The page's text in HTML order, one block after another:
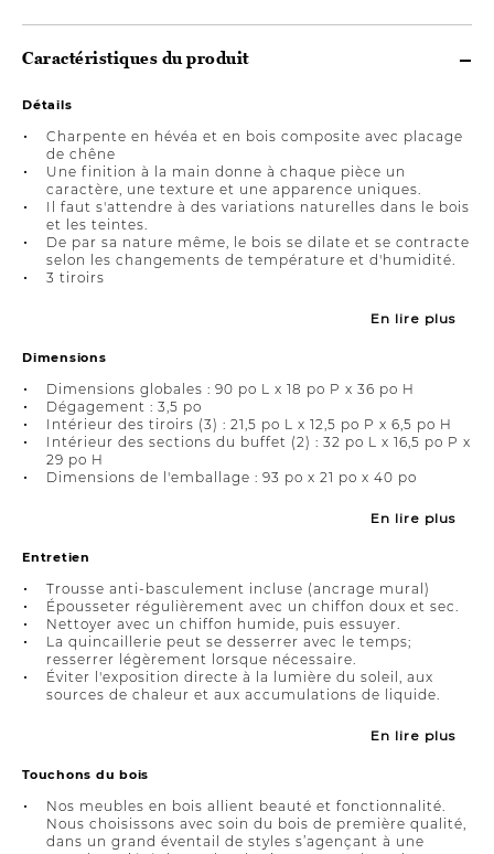
Caractéristiques du produit
Détails
Charpente en hévéa et en bois composite avec placage
de chêne
Une finition à la main donne à chaque pièce un
caractère, une texture et une apparence uniques.
Il faut s'attendre à des variations naturelles dans le bois
et les teintes.
De par sa nature même, le bois se dilate et se contracte
selon les changements de température et d'humidité.
3 tiroirs
En lire plus
Dimensions
Dimensions globales : 90 po L x 18 po P x 36 po H
Dégagement : 3,5 po
Intérieur des tiroirs (3) : 21,5 po L x 12,5 po P x 6,5 po H
Intérieur des sections du buffet (2) : 32 po L x 16,5 po P x
29 po H
Dimensions de l'emballage : 93 po x 21 po x 40 po
En lire plus
Entretien
Trousse anti-basculement incluse (ancrage mural)
Épousseter régulièrement avec un chiffon doux et sec.
Nettoyer avec un chiffon humide, puis essuyer.
La quincaillerie peut se desserrer avec le temps;
resserrer légèrement lorsque nécessaire.
Éviter l'exposition directe à la lumière du soleil, aux
sources de chaleur et aux accumulations de liquide.
En lire plus
Touchons du bois
Nos meubles en bois allient beauté et fonctionnalité.
Nous choisissons avec soin du bois de première qualité,
dans un grand éventail de styles s’agençant à une